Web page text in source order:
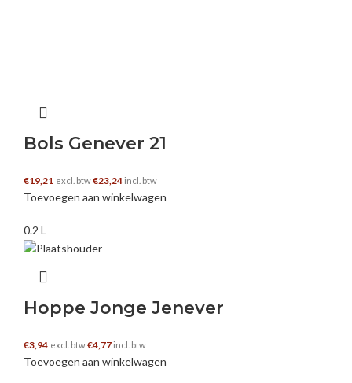
Bols Genever 21
€19,21 excl. btw€23,24 incl. btw
Toevoegen aan winkelwagen
0.2 L
Hoppe Jonge Jenever
€3,94 excl. btw€4,77 incl. btw
Toevoegen aan winkelwagen